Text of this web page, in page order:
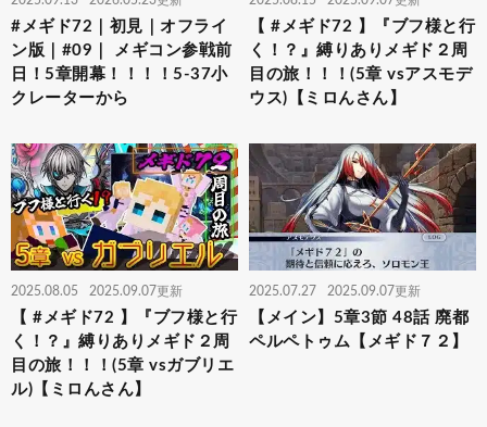
#メギド72｜初見｜オフライ
ン版｜#09｜ メギコン参戦前
日！5章開幕！！！！5-37小
クレーターから
【 #メギド72 】『ブフ様と行
く！？』縛りありメギド２周
目の旅！！！(5章 vsアスモデ
ウス)【ミロんさん】
2025.08.05 2025.09.07更新
【 #メギド72 】『ブフ様と行
く！？』縛りありメギド２周
目の旅！！！(5章 vsガブリエ
ル)【ミロんさん】
2025.07.27 2025.09.07更新
【メイン】5章3節 48話 廃都
ペルペトゥム【メギド７２】